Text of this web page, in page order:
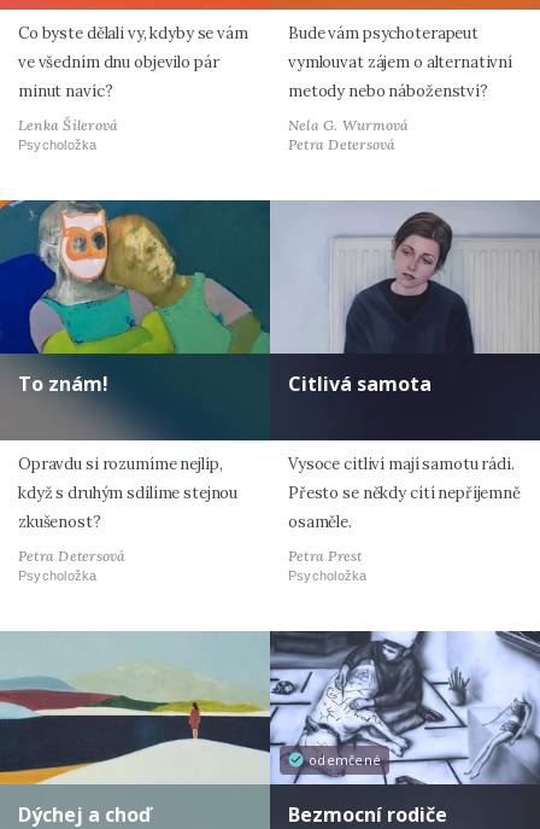
Co byste dělali vy, kdyby se vám
ve všedním dnu objevilo pár
minut navíc?
Lenka Šilerová
Psycholožka
Bude vám psychoterapeut
vymlouvat zájem o alternativní
metody nebo náboženství?
Nela G. Wurmová
Petra Detersová
To znám!
Opravdu si rozumíme nejlíp,
když s druhým sdílíme stejnou
zkušenost?
Petra Detersová
Psycholožka
Citlivá samota
Vysoce citliví mají samotu rádi.
Přesto se někdy cítí nepříjemně
osaměle.
Petra Prest
Psycholožka
Dýchej a choď
odemčené
Bezmocní rodiče